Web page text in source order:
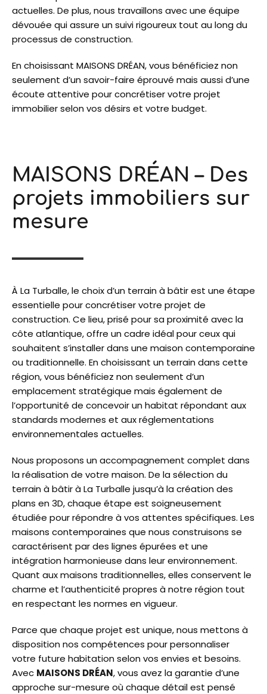
actuelles. De plus, nous travaillons avec une équipe
dévouée qui assure un suivi rigoureux tout au long du
processus de construction.
En choisissant MAISONS DRÉAN, vous bénéficiez non
seulement d’un savoir-faire éprouvé mais aussi d’une
écoute attentive pour concrétiser votre projet
immobilier selon vos désirs et votre budget.
MAISONS DRÉAN – Des
projets immobiliers sur
mesure
À La Turballe, le choix d’un terrain à bâtir est une étape
essentielle pour concrétiser votre projet de
construction. Ce lieu, prisé pour sa proximité avec la
côte atlantique, offre un cadre idéal pour ceux qui
souhaitent s’installer dans une maison contemporaine
ou traditionnelle. En choisissant un terrain dans cette
région, vous bénéficiez non seulement d’un
emplacement stratégique mais également de
l’opportunité de concevoir un habitat répondant aux
standards modernes et aux réglementations
environnementales actuelles.
Nous proposons un accompagnement complet dans
la réalisation de votre maison. De la sélection du
terrain à bâtir à La Turballe jusqu’à la création des
plans en 3D, chaque étape est soigneusement
étudiée pour répondre à vos attentes spécifiques. Les
maisons contemporaines que nous construisons se
caractérisent par des lignes épurées et une
intégration harmonieuse dans leur environnement.
Quant aux maisons traditionnelles, elles conservent le
charme et l’authenticité propres à notre région tout
en respectant les normes en vigueur.
Parce que chaque projet est unique, nous mettons à
disposition nos compétences pour personnaliser
votre future habitation selon vos envies et besoins.
Avec MAISONS DRÉAN, vous avez la garantie d’une
approche sur-mesure où chaque détail est pensé